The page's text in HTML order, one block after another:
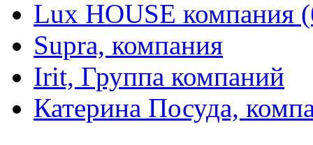
Lux HOUSE компания
Supra, компания
Irit, Группа компаний
Катерина Посуда,